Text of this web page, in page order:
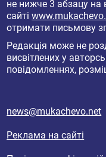
не нижче 3 абзацу на
сайті
отримати письмову
Редакція може не
висвітлених у
повідомленнях,
news@mukachevo.net
Реклама на сайті